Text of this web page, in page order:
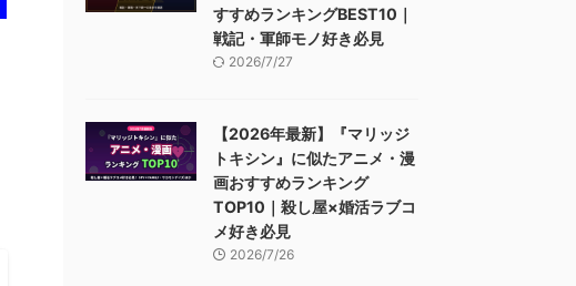
すすめランキングBEST10｜
戦記・軍師モノ好き必見
2026/7/27
【2026年最新】『マリッジ
トキシン』に似たアニメ・漫
画おすすめランキング
TOP10｜殺し屋×婚活ラブコ
メ好き必見
2026/7/26